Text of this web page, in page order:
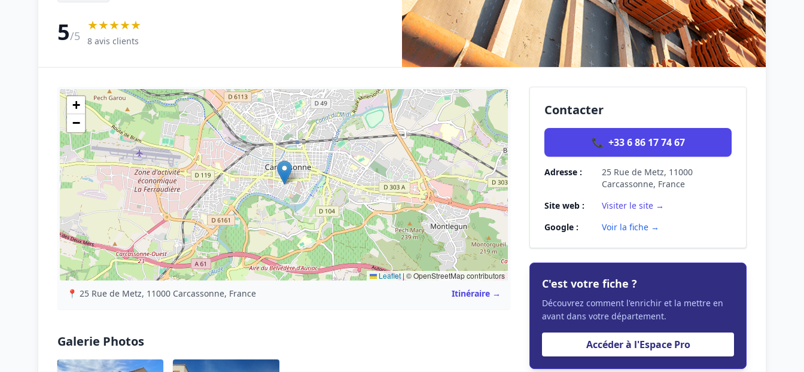
5/5
★★★★★
8 avis clients
+
−
Leaflet | © OpenStreetMap contributors
📍 25 Rue de Metz, 11000 Carcassonne, France Itinéraire →
Galerie Photos
Contacter
📞 +33 6 86 17 74 67
Adresse :
25 Rue de Metz, 11000
Carcassonne, France
Site web :
Visiter le site →
Google :
Voir la fiche →
C'est votre fiche ?
Découvrez comment l'enrichir et la mettre en
avant dans votre département.
Accéder à l'Espace Pro